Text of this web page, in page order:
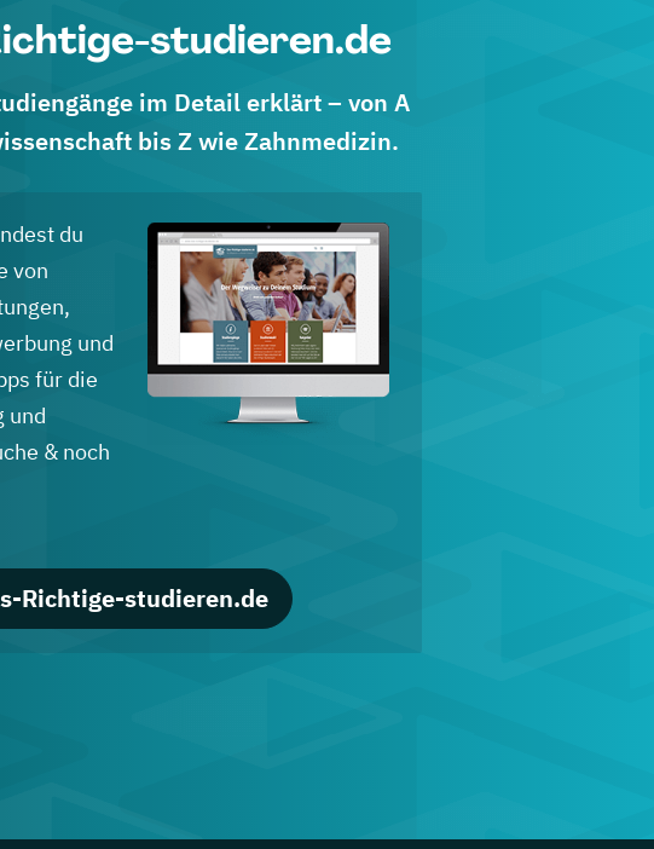
studieren.de
im Detail erklärt – von A
bis Z wie Zahnmedizin.
du
von
und
für die
und
& noch
Richtige-studieren.de